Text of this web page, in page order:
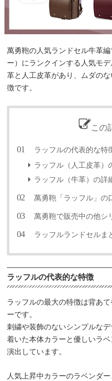
萬勇鞄の人気ランドセル牛革
ー）にランクインする人気モ
革と人工皮革があり、ムダの
徴です。
この
ラッフルの代表的な特
ラッフル（人工皮革）
ラッフル（牛革）の詳
萬勇鞄「ラッフル」の
萬勇鞄で販売中の他シ
ラッフルランドセルま
ラッフルの代表的な特徴
ラッフルの最大の特徴は背あ
ーです。
刺繍や装飾のないシンプルな
着いた本体カラーと優しいラ
演出しています。
人気上昇中カラーのラベンダ